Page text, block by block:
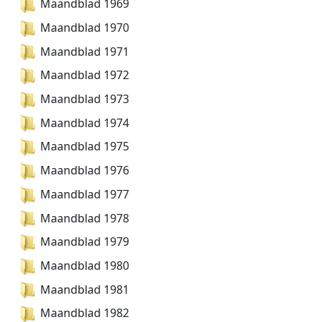
Maandblad 1969
Maandblad 1970
Maandblad 1971
Maandblad 1972
Maandblad 1973
Maandblad 1974
Maandblad 1975
Maandblad 1976
Maandblad 1977
Maandblad 1978
Maandblad 1979
Maandblad 1980
Maandblad 1981
Maandblad 1982